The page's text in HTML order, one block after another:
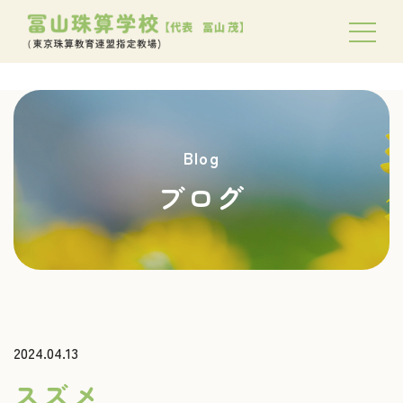
Blog
ブログ
2024.04.13
スズメ